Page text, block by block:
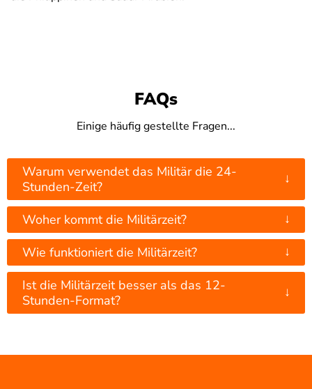
FAQs
Einige häufig gestellte Fragen...
Warum verwendet das Militär die 24-
Stunden-Zeit?
↓
Woher kommt die Militärzeit? ↓
Wie funktioniert die Militärzeit? ↓
Ist die Militärzeit besser als das 12-
Stunden-Format?
↓